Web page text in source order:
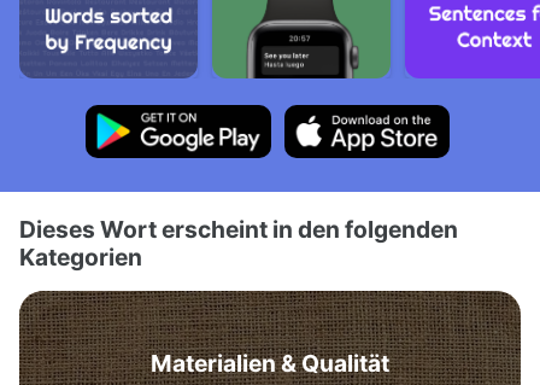
Dieses Wort erscheint in den folgenden
Kategorien
Materialien & Qualität